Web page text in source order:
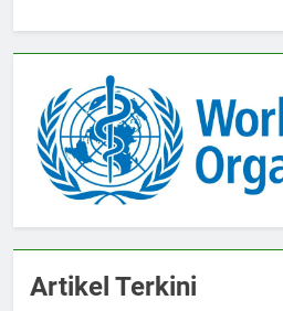
Artikel Terkini